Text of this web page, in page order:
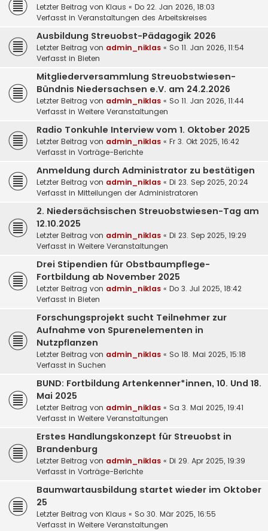
Letzter Beitrag von Klaus « Do 22. Jan 2026, 18:03
Verfasst in Veranstaltungen des Arbeitskreises
Ausbildung Streuobst-Pädagogik 2026
Letzter Beitrag von admin_niklas « So 11. Jan 2026, 11:54
Verfasst in Bieten
Mitgliederversammlung Streuobstwiesen-
Bündnis Niedersachsen e.V. am 24.2.2026
Letzter Beitrag von admin_niklas « So 11. Jan 2026, 11:44
Verfasst in Weitere Veranstaltungen
Radio Tonkuhle Interview vom 1. Oktober 2025
Letzter Beitrag von admin_niklas « Fr 3. Okt 2025, 16:42
Verfasst in Vorträge-Berichte
Anmeldung durch Administrator zu bestätigen
Letzter Beitrag von admin_niklas « Di 23. Sep 2025, 20:24
Verfasst in Mitteilungen der Administratoren
2. Niedersächsischen Streuobstwiesen-Tag am
12.10.2025
Letzter Beitrag von admin_niklas « Di 23. Sep 2025, 19:29
Verfasst in Weitere Veranstaltungen
Drei Stipendien für Obstbaumpflege-
Fortbildung ab November 2025
Letzter Beitrag von admin_niklas « Do 3. Jul 2025, 18:42
Verfasst in Bieten
Forschungsprojekt sucht Teilnehmer zur
Aufnahme von Spurenelementen in
Nutzpflanzen
Letzter Beitrag von admin_niklas « So 18. Mai 2025, 15:18
Verfasst in Suchen
BUND: Fortbildung Artenkenner*innen, 10. Und 18.
Mai 2025
Letzter Beitrag von admin_niklas « Sa 3. Mai 2025, 19:41
Verfasst in Weitere Veranstaltungen
Erstes Handlungskonzept für Streuobst in
Brandenburg
Letzter Beitrag von admin_niklas « Di 29. Apr 2025, 19:39
Verfasst in Vorträge-Berichte
Baumwartausbildung startet wieder im Oktober
25
Letzter Beitrag von Klaus « So 30. Mär 2025, 16:55
Verfasst in Weitere Veranstaltungen